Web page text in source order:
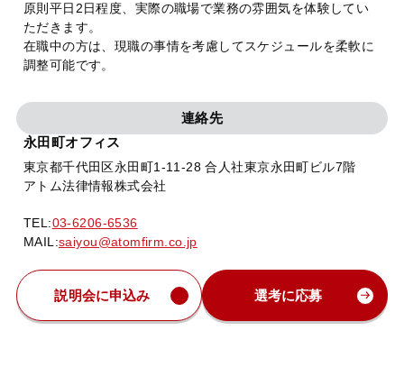
原則平日2日程度、実際の職場で業務の雰囲気を体験してい
ただきます。
在職中の方は、現職の事情を考慮してスケジュールを柔軟に
調整可能です。
連絡先
永田町オフィス
東京都千代田区永田町1-11-28 合人社東京永田町ビル7階
アトム法律情報株式会社
TEL:03-6206-6536
MAIL:saiyou@atomfirm.co.jp
説明会に申込み 選考に応募